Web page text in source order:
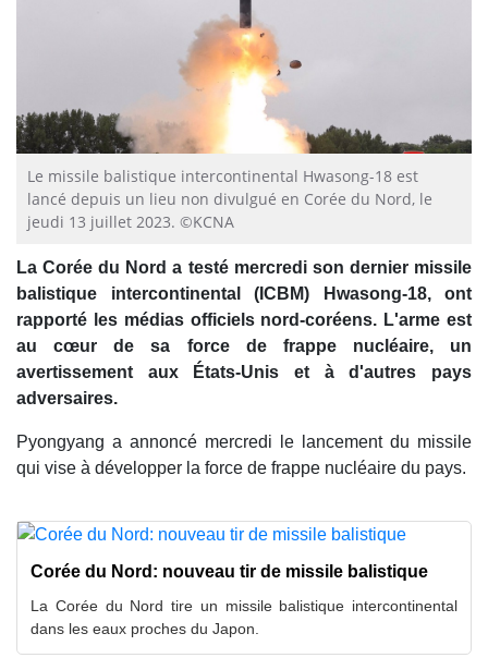
Le missile balistique intercontinental Hwasong-18 est
lancé depuis un lieu non divulgué en Corée du Nord, le
jeudi 13 juillet 2023. ©KCNA
La Corée du Nord a testé mercredi son dernier missile
balistique intercontinental (ICBM) Hwasong-18, ont
rapporté les médias officiels nord-coréens. L'arme est
au cœur de sa force de frappe nucléaire, un
avertissement aux États-Unis et à d'autres pays
adversaires.
Pyongyang a annoncé mercredi le lancement du missile
qui vise à développer la force de frappe nucléaire du pays.
Corée du Nord: nouveau tir de missile balistique
La Corée du Nord tire un missile balistique intercontinental
dans les eaux proches du Japon.